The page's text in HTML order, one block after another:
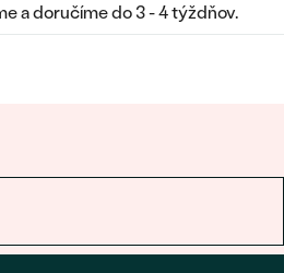
a doručíme do 3 - 4 týždňov.